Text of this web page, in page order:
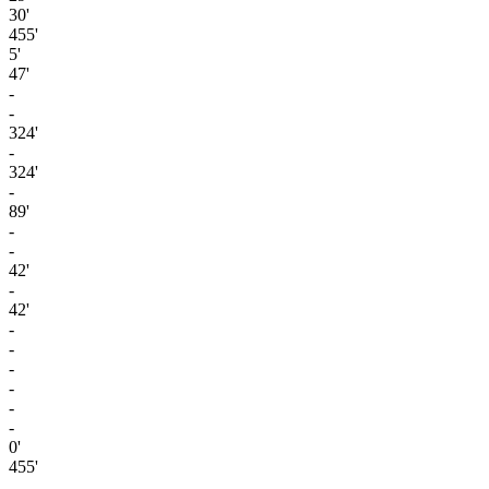
30'
455'
5'
47'
-
-
324'
-
324'
-
89'
-
-
42'
-
42'
-
-
-
-
-
-
0'
455'